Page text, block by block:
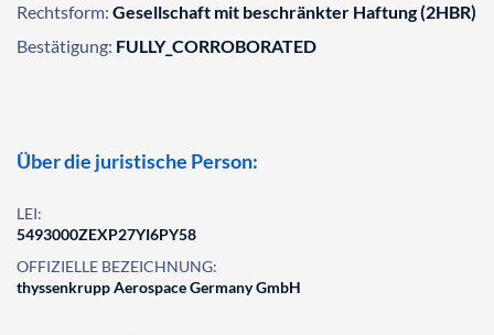
Rechtsform: Gesellschaft mit beschränkter Haftung (2HBR)
Bestätigung: FULLY_CORROBORATED
Über die juristische Person:
LEI:
5493000ZEXP27YI6PY58
OFFIZIELLE BEZEICHNUNG:
thyssenkrupp Aerospace Germany GmbH